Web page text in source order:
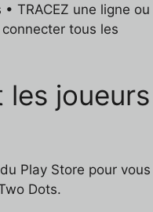
TRACEZ une ligne ou
tous les
les joueurs
Play Store pour vous
Dots.